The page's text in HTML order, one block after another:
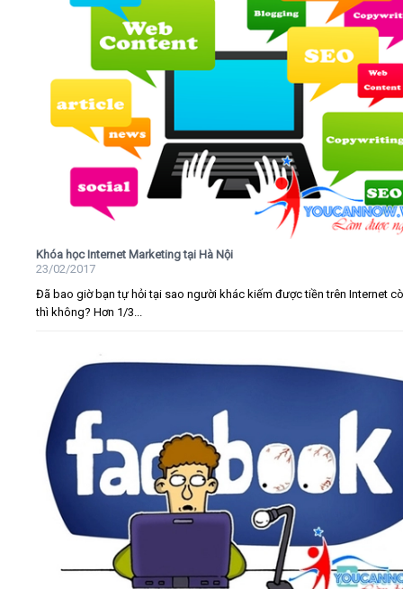
Khóa học Internet Marketing tại Hà Nội
23/02/2017
Đã bao giờ bạn tự hỏi tại sao người khác kiếm được tiền trên Internet
thì không? Hơn 1/3...